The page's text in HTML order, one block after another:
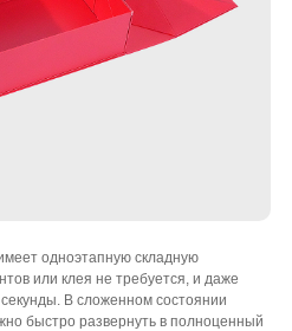
одноэтапную складную
или клея не требуется, и даже
секунды. В сложенном состоянии
быстро развернуть в полноценный